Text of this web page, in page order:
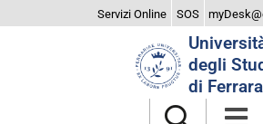
Servizi Online SOS
degli
di Ferrara